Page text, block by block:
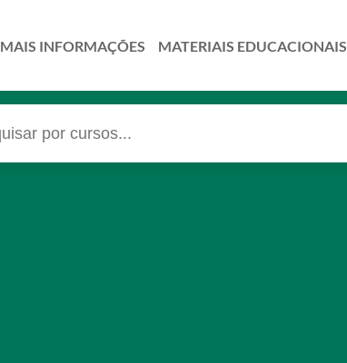
MAIS INFORMAÇÕES MATERIAIS EDUCACIONAIS